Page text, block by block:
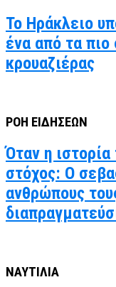
Το Ηράκλειο
ένα από τα πιο
κρουαζιέρας
ΡΟΗ ΕΙΔΗΣΕΩΝ
Όταν η ιστορία
στόχος: Ο
ανθρώπους
ΝΑΥΤΙΛΙΑ